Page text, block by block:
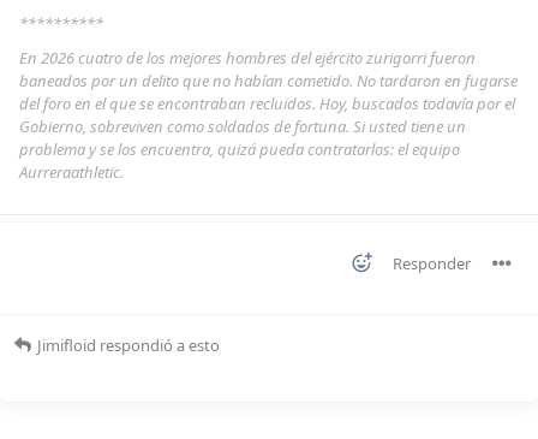
**********
En 2026 cuatro de los mejores hombres del ejército zurigorri fueron
baneados por un delito que no habían cometido. No tardaron en fugarse
del foro en el que se encontraban recluidos. Hoy, buscados todavía por el
Gobierno, sobreviven como soldados de fortuna. Si usted tiene un
problema y se los encuentra, quizá pueda contratarlos: el equipo
Aurreraathletic.
Responder
Jimifloid respondió a esto